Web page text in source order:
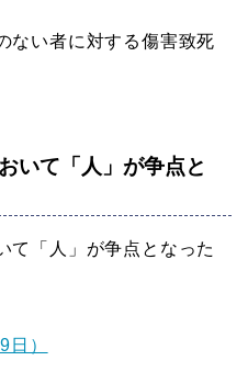
ない者に対する傷害致死
いて「人」が争点と
「人」が争点となった
）